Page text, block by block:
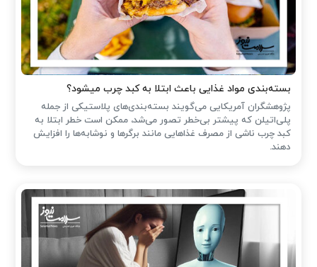
بسته‌بندی مواد غذایی باعث ابتلا به کبد چرب میشود؟
پژوهشگران آمریکایی می‌گویند بسته‌بندی‌های پلاستیکی از جمله
پلی‌اتیلن که پیشتر بی‌خطر تصور می‌شد، ممکن است خطر ابتلا به
کبد چرب ناشی از مصرف غذاهایی مانند برگرها و نوشابه‌ها را افزایش
دهند.